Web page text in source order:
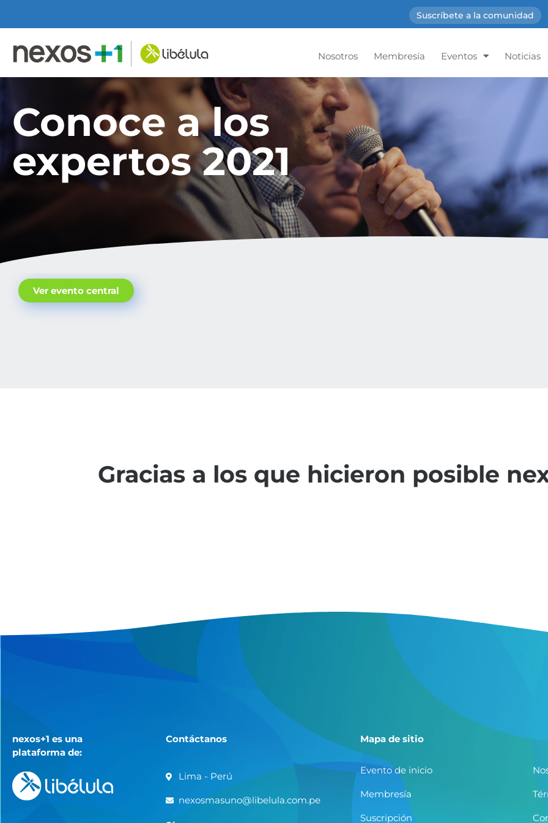
Suscríbete a la comunidad
Nosotros Membresía Eventos Noticias
Conoce a los
expertos 2021
Ver evento central
Gracias a los que hicieron posible
nexos+1 es una
plataforma de:
Contáctanos
Lima - Perú
nexosmasuno@libelula.com.pe
Mapa de sitio
Evento de inicio
Membresía
Suscripción